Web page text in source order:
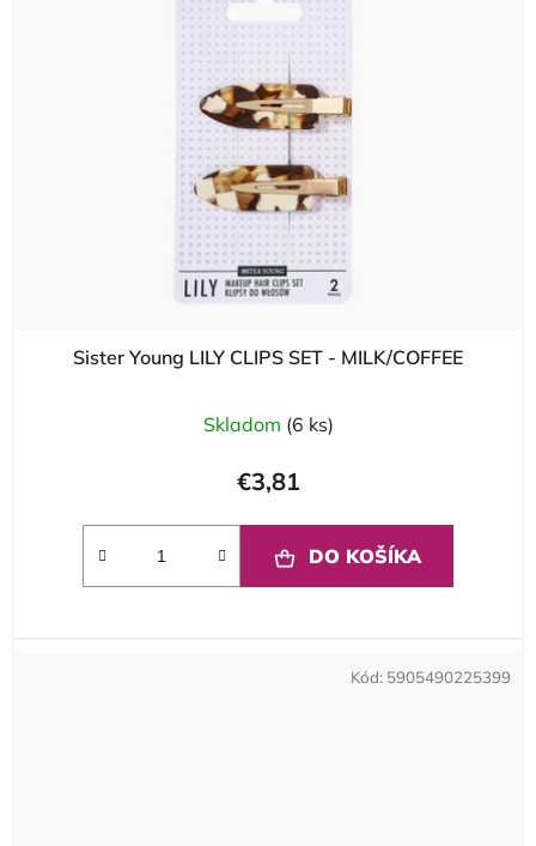
Sister Young LILY CLIPS SET - MILK/COFFEE
Skladom (6 ks)
€3,81
DO KOŠÍKA
Kód: 5905490225399